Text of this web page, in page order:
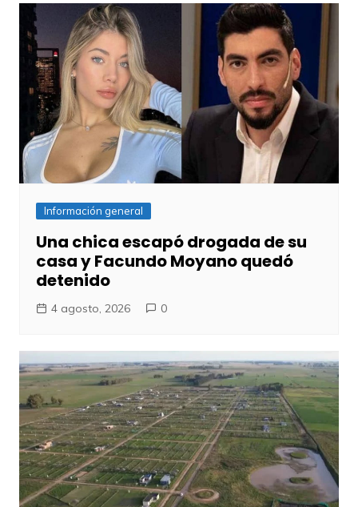
Información general
Una chica escapó drogada de su
casa y Facundo Moyano quedó
detenido
4 agosto, 2026 0